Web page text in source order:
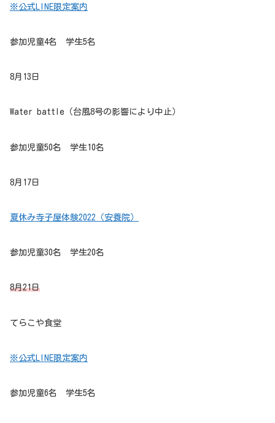
※公式LINE限定案内
参加児童4名 学生5名
8月13日
Water battle （台風8号の影響により中止）
参加児童50名 学生10名
8月17日
夏休み寺子屋体験2022 （安養院）
参加児童30名 学生20名
8月21日
てらこや食堂
※公式LINE限定案内
参加児童6名 学生5名